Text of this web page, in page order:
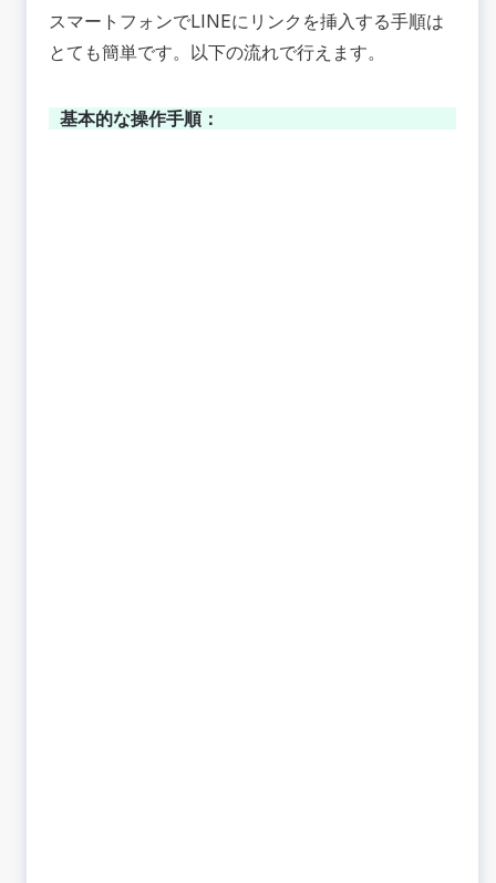
スマートフォンでLINEにリンクを挿入する手順は
とても簡単です。以下の流れで行えます。
基本的な操作手順：